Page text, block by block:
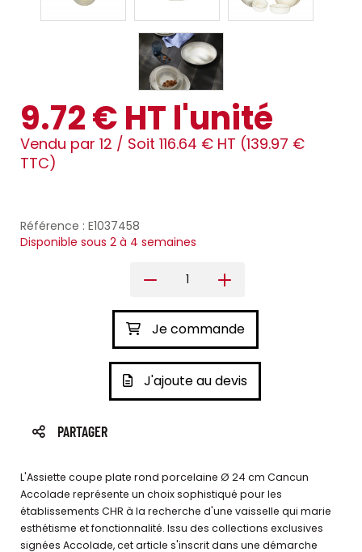
9.72 € HT l'unité
Vendu par 12 / Soit 116.64 € HT (139.97 €
TTC)
Référence : E1037458
Disponible sous 2 à 4 semaines
Je commande
J'ajoute au devis
PARTAGER
L'Assiette coupe plate rond porcelaine Ø 24 cm Cancun
Accolade représente un choix sophistiqué pour les
établissements CHR à la recherche d'une vaisselle qui marie
esthétisme et fonctionnalité. Issu des collections exclusives
signées Accolade, cet article s'inscrit dans une démarche